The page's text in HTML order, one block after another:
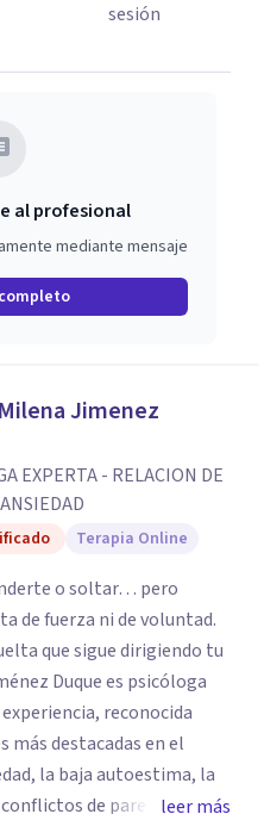
sesión
al profesional
mediante mensaje
Jimenez
EXPERTA - RELACION DE
Terapia Online
o soltar… pero
de fuerza ni de voluntad.
que sigue dirigiendo tu
reconocida
más destacadas en el
la baja autoestima, la
de pareja. Haleer más